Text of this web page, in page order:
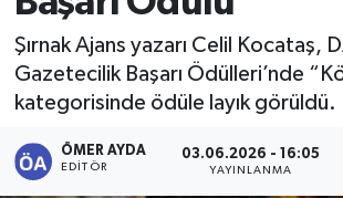
Şırnak Ajans yazarı Celil Kocataş,
Gazetecilik Başarı Ödülleri’nde
kategorisinde ödüle layık görüldü.
ÖMER AYDA
EDITÖR
03.06.2026 - 16:05
YAYINLANMA
Yaşam
Sağlık
Süper Lig Puan Durumu ve Fikstür
Tüm Manşetler